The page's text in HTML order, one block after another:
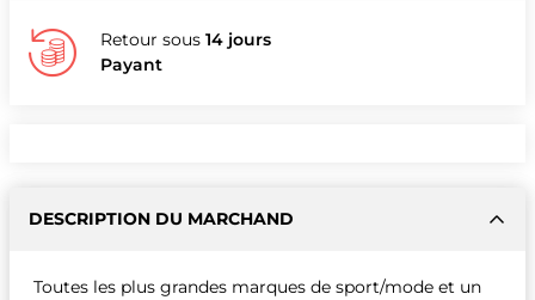
Retour sous 14 jours
Payant
DESCRIPTION DU MARCHAND
Toutes les plus grandes marques de sport/mode et un